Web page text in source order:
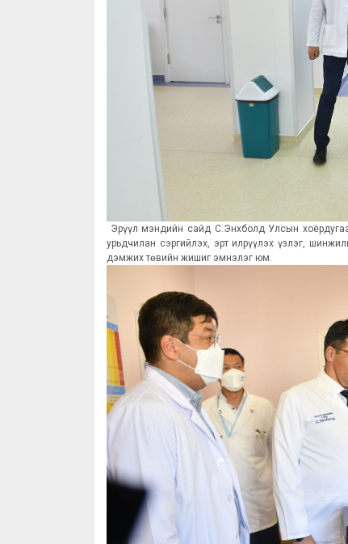
Эрүүл мэндийн сайд С.Энхболд Улсын
урьдчилан сэргийлэх, эрт илрүүлэх үзлэг,
дэмжих төвийн жишиг эмнэлэг юм.